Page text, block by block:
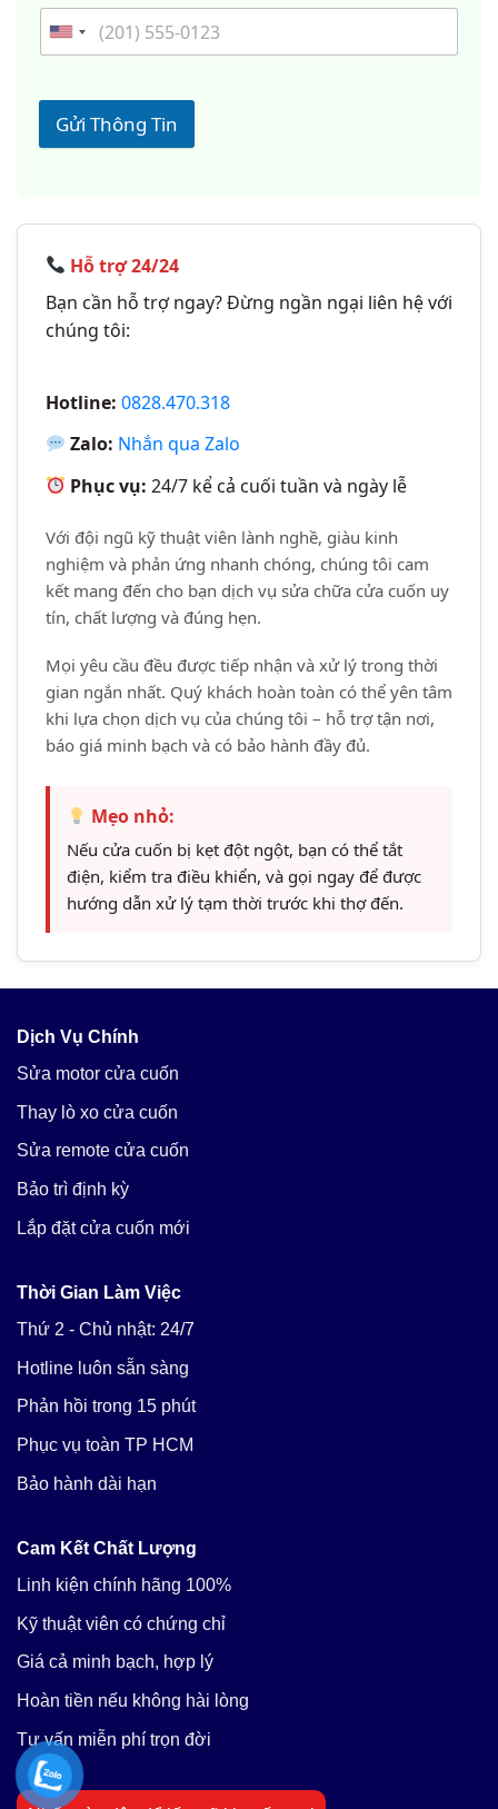
Gửi Thông Tin
Hỗ trợ 24/24
Bạn cần hỗ trợ ngay? Đừng ngần ngại liên hệ với
chúng tôi:
Hotline: 0828.470.318
Zalo: Nhắn qua Zalo
Phục vụ: 24/7 kể cả cuối tuần và ngày lễ
Với đội ngũ kỹ thuật viên lành nghề, giàu kinh
nghiệm và phản ứng nhanh chóng, chúng tôi cam
kết mang đến cho bạn dịch vụ sửa chữa cửa cuốn uy
tín, chất lượng và đúng hẹn.
Mọi yêu cầu đều được tiếp nhận và xử lý trong thời
gian ngắn nhất. Quý khách hoàn toàn có thể yên tâm
khi lựa chọn dịch vụ của chúng tôi – hỗ trợ tận nơi,
báo giá minh bạch và có bảo hành đầy đủ.
Mẹo nhỏ:
Nếu cửa cuốn bị kẹt đột ngột, bạn có thể tắt
điện, kiểm tra điều khiển, và gọi ngay để được
hướng dẫn xử lý tạm thời trước khi thợ đến.
Dịch Vụ Chính
Sửa motor cửa cuốn
Thay lò xo cửa cuốn
Sửa remote cửa cuốn
Bảo trì định kỳ
Lắp đặt cửa cuốn mới
Thời Gian Làm Việc
Thứ 2 - Chủ nhật: 24/7
Hotline luôn sẵn sàng
Phản hồi trong 15 phút
Phục vụ toàn TP HCM
Bảo hành dài hạn
Cam Kết Chất Lượng
Linh kiện chính hãng 100%
Kỹ thuật viên có chứng chỉ
Giá cả minh bạch, hợp lý
Hoàn tiền nếu không hài lòng
Tư vấn miễn phí trọn đời